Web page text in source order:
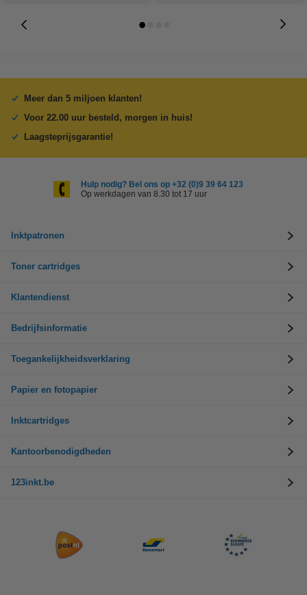
Meer dan 5 miljoen klanten!
Voor 22.00 uur besteld, morgen in huis!
Laagsteprijsgarantie!
Hulp nodig? Bel ons op +32 (0)9 39 64 123
Op werkdagen van 8.30 tot 17 uur
Inktpatronen
Toner cartridges
Klantendienst
Bedrijfsinformatie
Toegankelijkheidsverklaring
Papier en fotopapier
Inktcartridges
Kantoorbenodigdheden
123inkt.be